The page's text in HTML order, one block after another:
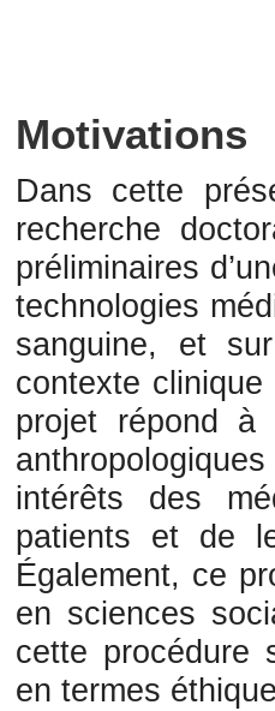
Motivations
Dans cette
recherche
préliminaires
technologies
sanguine, et
contexte
projet répond
intérêts des
patients et de
Également, ce
en sciences
cette procédure
en termes